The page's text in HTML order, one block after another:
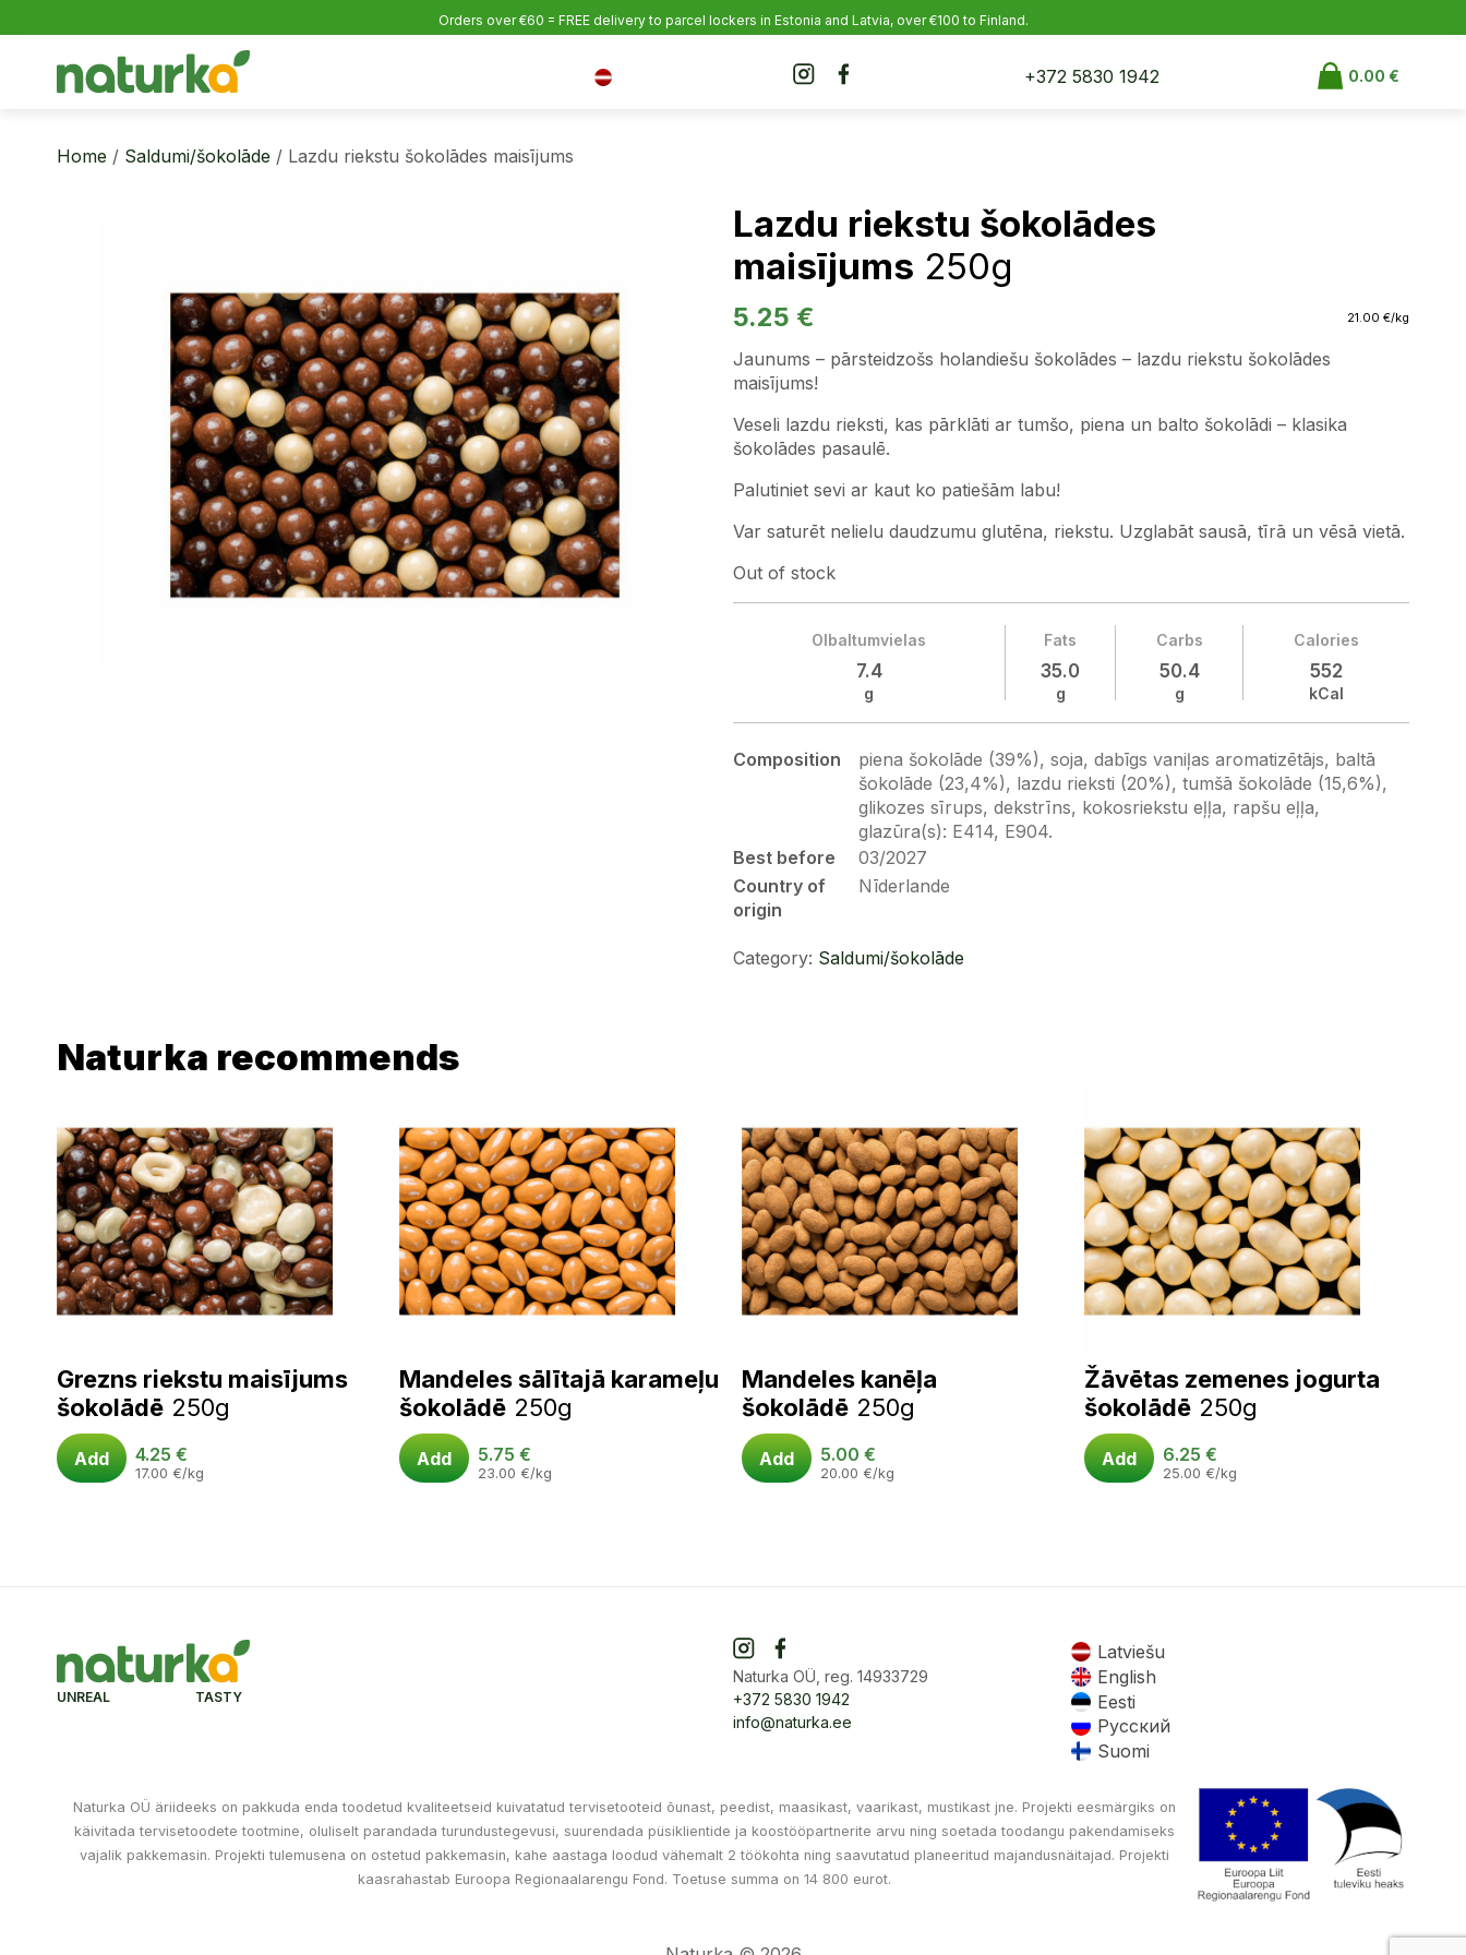
Orders over €60 = FREE delivery to parcel lockers in Estonia and Latvia, over €100 to Finland.
+372 5830 1942 0.00€
Home / Saldumi/šokolāde / Lazdu riekstu šokolādes maisījums
Lazdu riekstu šokolādes
maisījums 250g
5.25 € 21.00 €/kg
Jaunums – pārsteidzošs holandiešu šokolādes – lazdu riekstu šokolādes
maisījums!
Veseli lazdu rieksti, kas pārklāti ar tumšo, piena un balto šokolādi – klasika
šokolādes pasaulē.
Palutiniet sevi ar kaut ko patiešām labu!
Var saturēt nelielu daudzumu glutēna, riekstu. Uzglabāt sausā, tīrā un vēsā vietā.
Out of stock
Olbaltumvielas
7.4
g
Fats
35.0
g
Carbs
50.4
g
Calories
552
kCal
Composition
piena šokolāde (39%), soja, dabīgs vaniļas aromatizētājs, baltā
šokolāde (23,4%), lazdu rieksti (20%), tumšā šokolāde (15,6%),
glikozes sīrups, dekstrīns, kokosriekstu eļļa, rapšu eļļa,
glazūra(s): E414, E904.
Best before
03/2027
Country of
origin
Nīderlande
Category: Saldumi/šokolāde
Naturka recommends
Grezns riekstu maisījums
šokolādē 250g
Add 4.25 €
17.00 €/kg
Mandeles sālītajā karameļu
šokolādē 250g
Add 5.75 €
23.00 €/kg
Mandeles kanēļa
šokolādē 250g
Add 5.00 €
20.00 €/kg
Žāvētas zemenes jogurta
šokolādē 250g
Add 6.25 €
25.00 €/kg
UNREAL TASTY
Naturka OÜ, reg. 14933729
+372 5830 1942
info@naturka.ee
Latviešu
English
Eesti
Русский
Suomi
Naturka OÜ äriideeks on pakkuda enda toodetud kvaliteetseid kuivatatud tervisetooteid õunast, peedist, maasikast, vaarikast, mustikast jne. Projekti eesmärgiks on
käivitada tervisetoodete tootmine, oluliselt parandada turundustegevusi, suurendada püsiklientide ja koostööpartnerite arvu ning soetada toodangu pakendamiseks
vajalik pakkemasin. Projekti tulemusena on ostetud pakkemasin, kahe aastaga loodud vähemalt 2 töökohta ning saavutatud planeeritud majandusnäitajad. Projekti
kaasrahastab Euroopa Regionaalarengu Fond. Toetuse summa on 14 800 eurot.